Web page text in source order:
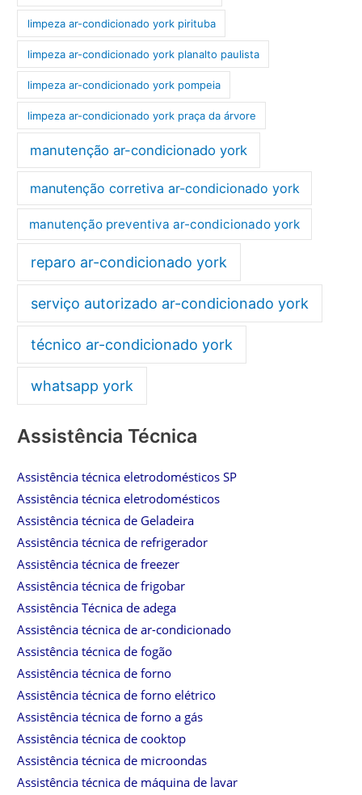
limpeza ar-condicionado york pirituba
limpeza ar-condicionado york planalto paulista
limpeza ar-condicionado york pompeia
limpeza ar-condicionado york praça da árvore
manutenção ar-condicionado york
manutenção corretiva ar-condicionado york
manutenção preventiva ar-condicionado york
reparo ar-condicionado york
serviço autorizado ar-condicionado york
técnico ar-condicionado york
whatsapp york
Assistência Técnica
Assistência técnica eletrodomésticos SP
Assistência técnica eletrodomésticos
Assistência técnica de Geladeira
Assistência técnica de refrigerador
Assistência técnica de freezer
Assistência técnica de frigobar
Assistência Técnica de adega
Assistência técnica de ar-condicionado
Assistência técnica de fogão
Assistência técnica de forno
Assistência técnica de forno elétrico
Assistência técnica de forno a gás
Assistência técnica de cooktop
Assistência técnica de microondas
Assistência técnica de máquina de lavar